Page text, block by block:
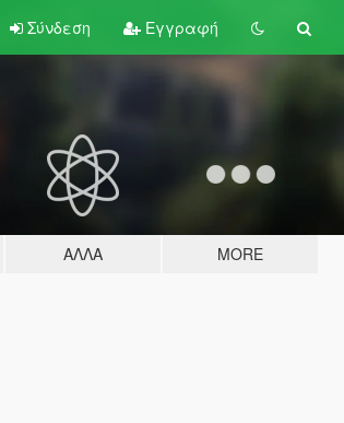
Σύνδεση Εγγραφή
ΆΛΛΑ MORE